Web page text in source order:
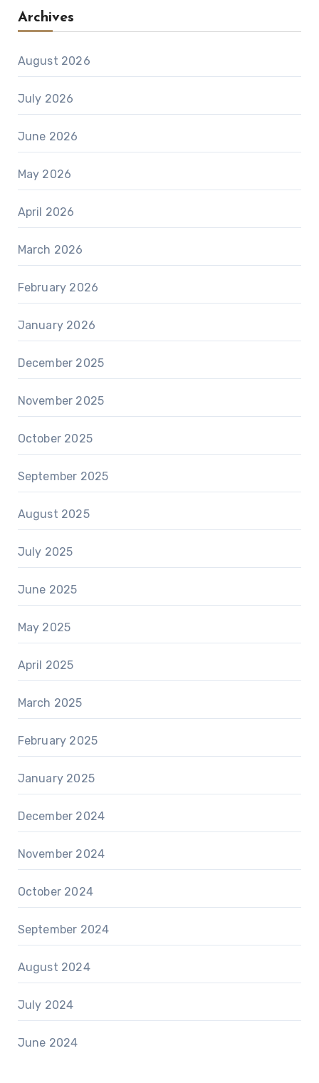
Archives
August 2026
July 2026
June 2026
May 2026
April 2026
March 2026
February 2026
January 2026
December 2025
November 2025
October 2025
September 2025
August 2025
July 2025
June 2025
May 2025
April 2025
March 2025
February 2025
January 2025
December 2024
November 2024
October 2024
September 2024
August 2024
July 2024
June 2024